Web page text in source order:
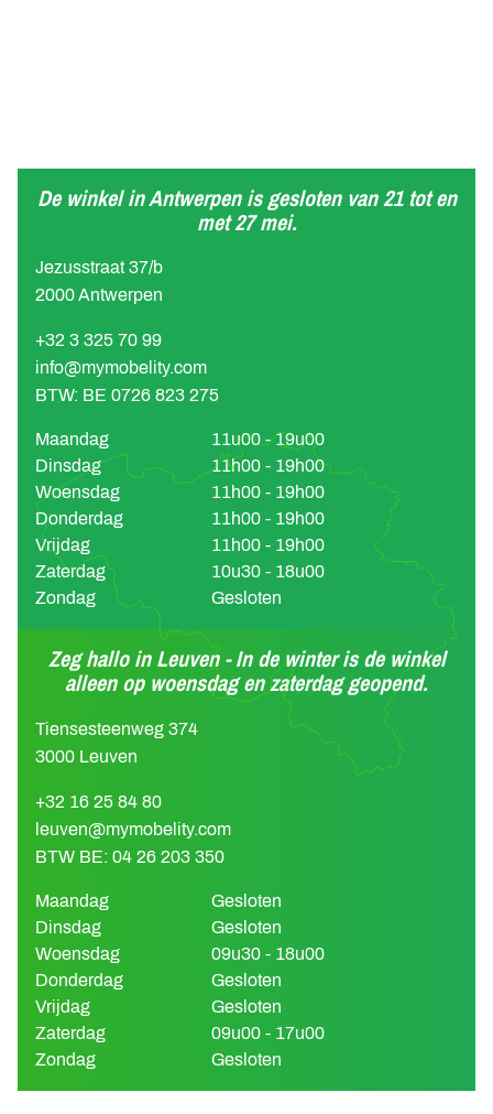
De winkel in Antwerpen is gesloten van 21 tot en
met 27 mei.
Jezusstraat 37/b
2000 Antwerpen
+32 3 325 70 99
info@mymobelity.com
BTW: BE 0726 823 275
Maandag
11u00 - 19u00
Dinsdag
11h00 - 19h00
Woensdag
11h00 - 19h00
Donderdag
11h00 - 19h00
Vrijdag
11h00 - 19h00
Zaterdag
10u30 - 18u00
Zondag
Gesloten
Zeg hallo in Leuven - In de winter is de winkel
alleen op woensdag en zaterdag geopend.
Tiensesteenweg 374
3000 Leuven
+32 16 25 84 80
leuven@mymobelity.com
BTW BE: 04 26 203 350
Maandag
Gesloten
Dinsdag
Gesloten
Woensdag
09u30 - 18u00
Donderdag
Gesloten
Vrijdag
Gesloten
Zaterdag
09u00 - 17u00
Zondag
Gesloten